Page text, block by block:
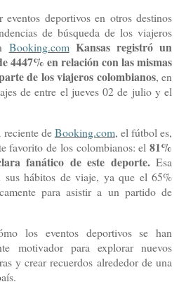
deportivos en otros destinos
de búsqueda de los viajeros
Booking.com Kansas registró un
4447% en relación con las mismas
de los viajeros colombianos, en
de entre el jueves 02 de julio y el
reciente deBooking.com, el fútbol es,
favorito de los colombianos: el 81%
fanático de este deporte.Esa
sus hábitos de viaje, ya que el 65%
para asistir a un partido de
los eventos deportivos se han
motivador para explorar nuevos
y crear recuerdos alrededor de una